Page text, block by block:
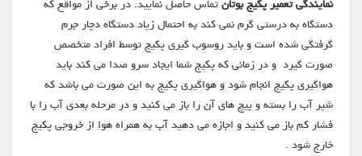
دستگاه به درستی گرم نمی کند به احتمال زیاد دستگاه دچار جرم
گرفتگی شده است و باید روسوب گیری پکیج توسط افراد متخصص
صورت گیرد و در زمانی که پکیج شما ایجاد سرو صدا می کند باید
هواگیری پکیج انجام شود و هواگیری پکیج به این صورت می باشد که
شیر آب را بسته و پیچ های آن را باز می کنید و در مرحله بعدی آب را با
فشار کم باز می کنید و اجازه می دهید آب به همراه هوا از خروجی پکیج
خارج شود .